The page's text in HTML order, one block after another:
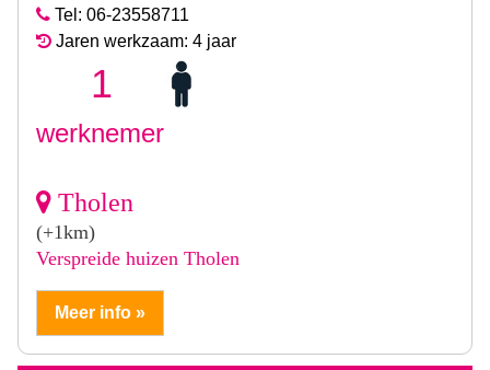
Tel: 06-23558711
Jaren werkzaam: 4 jaar
1
werknemer
Tholen
(+1km)
Verspreide huizen Tholen
Meer info »